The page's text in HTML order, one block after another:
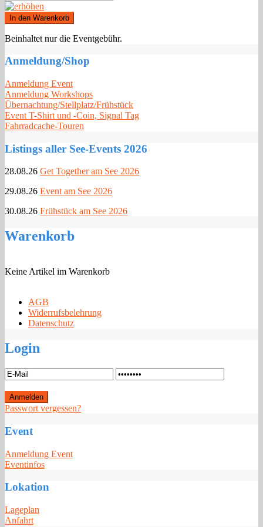
Beinhaltet nur die Eventgebühr.
Anmeldung/Shop
Anmeldung Event
Anmeldung Workshops
Übernachtung/Stellplatz/Frühstück
Event T-Shirt und -Coin, Signal Tag
Fahrradcache-Touren
Listings aller See-Events 2026
28.08.26 Get Together am See 2026
29.08.26 Event am See 2026
30.08.26 Frühstück am See 2026
Warenkorb
Keine Artikel im Warenkorb
AGB
Widerrufsbelehrung
Datenschutz
Login
Passwort vergessen?
Event
Anmeldung Event
Eventinfos
Lokation
Lageplan
Anfahrt